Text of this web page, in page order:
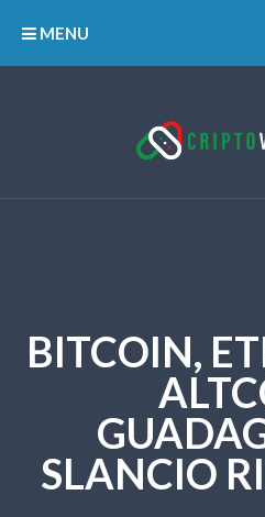
MENU
BITCOIN,
SLANCIO